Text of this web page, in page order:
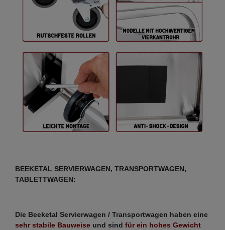
BEEKETAL SERVIERWAGEN, TRANSPORTWAGEN,
TABLETTWAGEN:
Die Beeketal Servierwagen / Transportwagen haben eine
sehr stabile Bauweise und sind für ein hohes Gewicht